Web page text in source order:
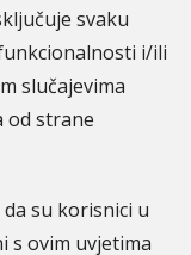
svaku
i/ili
slučajevima
od strane
su korisnici u
s ovim uvjetima